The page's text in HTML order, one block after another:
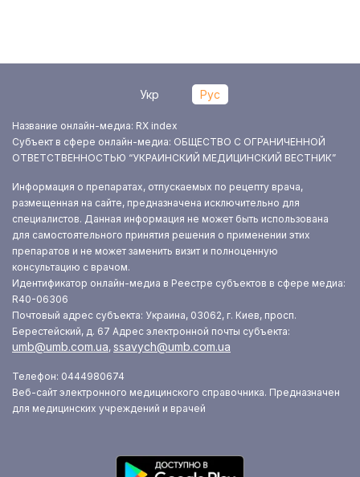
Укр Рус
Название онлайн-медиа: RX index
Субъект в сфере онлайн-медиа: ОБЩЕСТВО С ОГРАНИЧЕННОЙ
ОТВЕТСТВЕННОСТЬЮ “УКРАИНСКИЙ МЕДИЦИНСКИЙ ВЕСТНИК”
Информация о препаратах, отпускаемых по рецепту врача,
размещенная на сайте, предназначена исключительно для
специалистов. Данная информация не может быть использована
для самостоятельного принятия решения о применении этих
препаратов и не может заменить визит и полноценную
консультацию с врачом.
Идентификатор онлайн-медиа в Реестре субъектов в сфере медиа:
R40-06306
Почтовый адрес субъекта: Украина, 03062, г. Киев, просп.
Берестейский, д. 67 Адрес электронной почты субъекта:
umb@umb.com.ua, ssavych@umb.com.ua
Телефон: 0444980674
Веб-сайт электронного медицинского справочника. Предназначен
для медицинских учреждений и врачей